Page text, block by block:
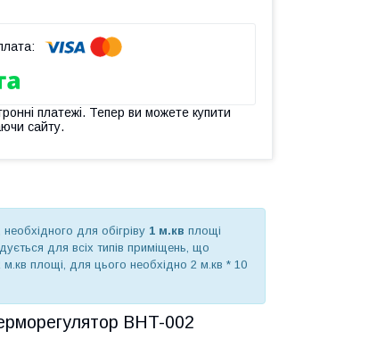
платежі. Тепер ви можете купити
сайту.
для обігріву 1 м.кв площі
для всіх типів приміщень, що
м.кв площі, для цього необхідно 2 м.кв * 10
BHT-002